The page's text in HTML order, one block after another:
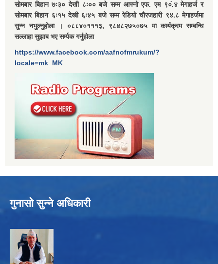
सोमबार बिहान ७ः३० देखी ८ः०० बजे सम्म आफ्नो एफ. एम ९०ं.४ मेगाहर्ज र
सोमबार बिहान ६ः१५ देखी ६ः४५ बजे सम्म रेडियो चौरजहारी ९४.८ मेगाहर्जमा
सुन्न नभुल्नुहोला । ०८८४०१११३, ९८४८२७५०७५ मा कार्यक्रम सम्बन्धि
सल्लाहा सुझाब भए सर्म्पक गर्नुहोला
https://www.facebook.com/aafnofmrukum/?
locale=mk_MK
गुनासो सुन्ने अधिकारी